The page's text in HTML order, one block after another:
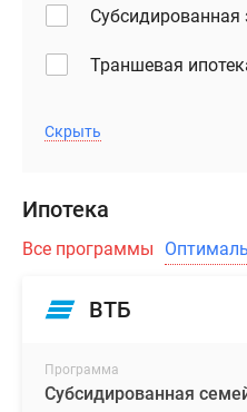
Траншевая
Скрыть
Ипотека
Все программы
ВТБ
Программа
Субсидированная